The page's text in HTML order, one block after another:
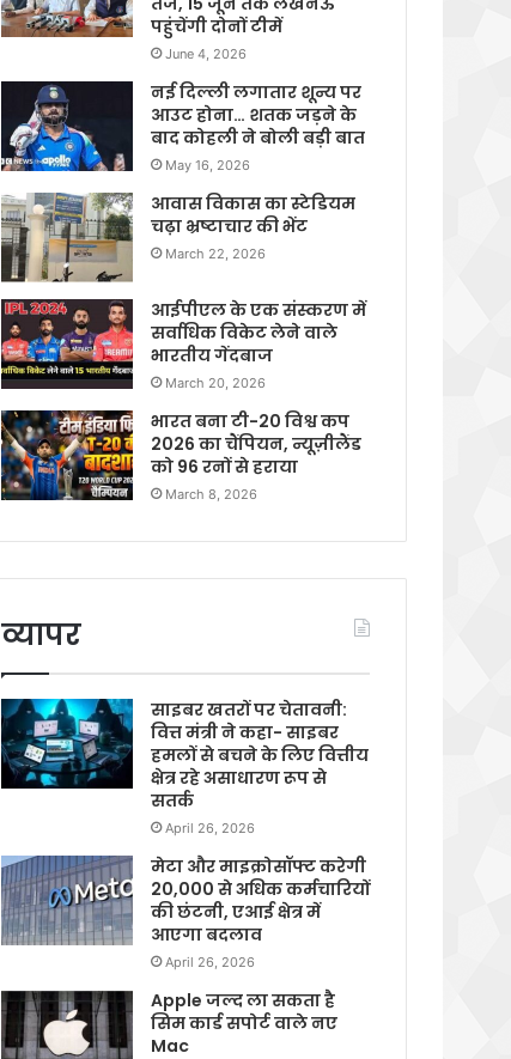
पहुंचेंगी दोनों टीमें
June 4, 2026
नई दिल्ली लगातार शून्य पर
आउट होना… शतक जड़ने के
बाद कोहली ने बोली बड़ी बात
May 16, 2026
आवास विकास का स्टेडियम
चढ़ा भ्रष्टाचार की भेंट
March 22, 2026
आईपीएल के एक संस्करण में
सर्वाधिक विकेट लेने वाले
भारतीय गेंदबाज
March 20, 2026
भारत बना टी-20 विश्व कप
2026 का चैंपियन, न्यूज़ीलैंड
को 96 रनों से हराया
March 8, 2026
व्यापर
साइबर खतरों पर चेतावनी:
वित्त मंत्री ने कहा- साइबर
हमलों से बचने के लिए वित्तीय
क्षेत्र रहे असाधारण रूप से
सतर्क
April 26, 2026
मेटा और माइक्रोसॉफ्ट करेगी
20,000 से अधिक कर्मचारियों
की छंटनी, एआई क्षेत्र में
आएगा बदलाव
April 26, 2026
Apple जल्द ला सकता है
सिम कार्ड सपोर्ट वाले नए
Mac